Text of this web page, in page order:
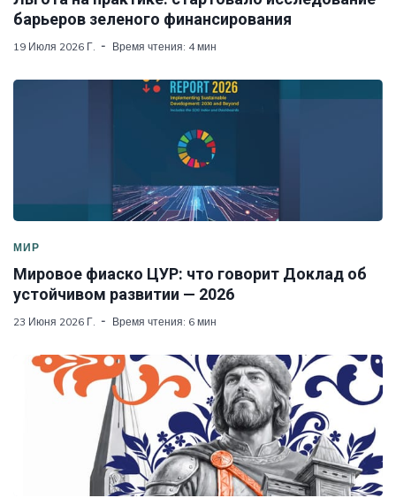
барьеров зеленого финансирования
19 Июля 2026 Г. Время чтения: 4 мин
МИР
Мировое фиаско ЦУР: что говорит Доклад об
устойчивом развитии — 2026
23 Июня 2026 Г. Время чтения: 6 мин